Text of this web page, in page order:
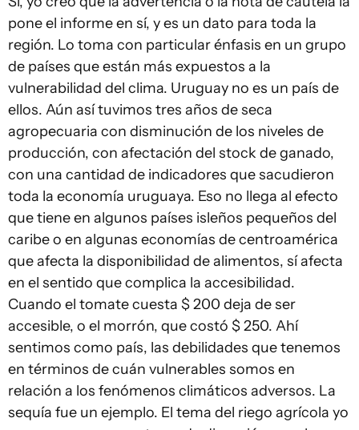
pone el informe en sí, y es un dato para toda la
región. Lo toma con particular énfasis en un grupo
de países que están más expuestos a la
vulnerabilidad del clima. Uruguay no es un país de
ellos. Aún así tuvimos tres años de seca
agropecuaria con disminución de los niveles de
producción, con afectación del stock de ganado,
con una cantidad de indicadores que sacudieron
toda la economía uruguaya. Eso no llega al efecto
que tiene en algunos países isleños pequeños del
caribe o en algunas economías de centroamérica
que afecta la disponibilidad de alimentos, sí afecta
en el sentido que complica la accesibilidad.
Cuando el tomate cuesta $ 200 deja de ser
accesible, o el morrón, que costó $ 250. Ahí
sentimos como país, las debilidades que tenemos
en términos de cuán vulnerables somos en
relación a los fenómenos climáticos adversos. La
sequía fue un ejemplo. El tema del riego agrícola yo